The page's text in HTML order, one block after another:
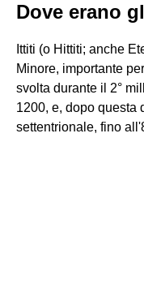
Dove erano
Ittiti (o Hittiti; anche
Minore, importante
svolta durante il 2°
1200, e, dopo questa
settentrionale, fino